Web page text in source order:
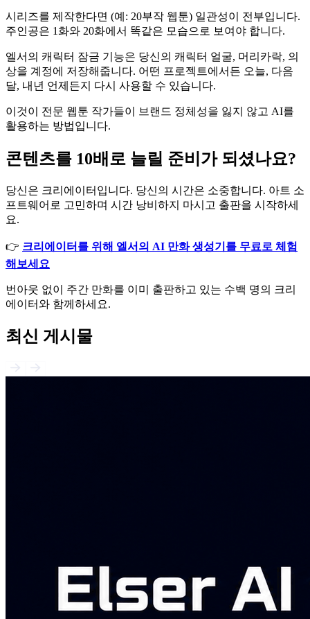
시리즈를 제작한다면 (예: 20부작 웹툰) 일관성이 전부입니다.
주인공은 1화와 20화에서 똑같은 모습으로 보여야 합니다.
엘서의 캐릭터 잠금 기능은 당신의 캐릭터 얼굴, 머리카락, 의
상을 계정에 저장해줍니다. 어떤 프로젝트에서든 오늘, 다음
달, 내년 언제든지 다시 사용할 수 있습니다.
이것이 전문 웹툰 작가들이 브랜드 정체성을 잃지 않고 AI를
활용하는 방법입니다.
콘텐츠를 10배로 늘릴 준비가 되셨나요?
당신은 크리에이터입니다. 당신의 시간은 소중합니다. 아트 소
프트웨어로 고민하며 시간 낭비하지 마시고 출판을 시작하세
요.
👉 크리에이터를 위해 엘서의 AI 만화 생성기를 무료로 체험
해보세요
번아웃 없이 주간 만화를 이미 출판하고 있는 수백 명의 크리
에이터와 함께하세요.
최신 게시물